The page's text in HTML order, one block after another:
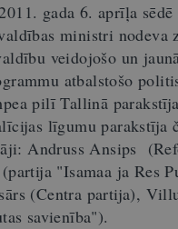
gada 6. aprīļa
ministri nodeva
veidojošo un
atbalstošo
pilī Tallinā
līgumu parakstīja
Andruss Ansips
"Isamaa ja Res
(Centra partija),
savienība").